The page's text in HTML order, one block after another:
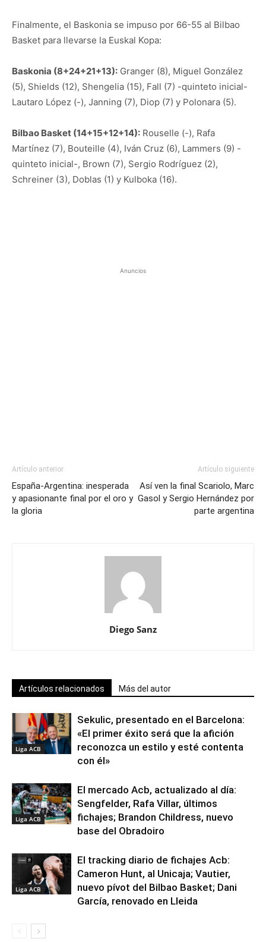
Finalmente, el Baskonia se impuso por 66-55 al Bilbao
Basket para llevarse la Euskal Kopa:
Baskonia (8+24+21+13): Granger (8), Miguel González
(5), Shields (12), Shengelia (15), Fall (7) -quinteto inicial-
Lautaro López (-), Janning (7), Diop (7) y Polonara (5).
Bilbao Basket (14+15+12+14): Rouselle (-), Rafa
Martínez (7), Bouteille (4), Iván Cruz (6), Lammers (9) -
quinteto inicial-, Brown (7), Sergio Rodríguez (2),
Schreiner (3), Doblas (1) y Kulboka (16).
Anuncios
Artículo anterior
España-Argentina: inesperada
y apasionante final por el oro y
la gloria
Artículo siguiente
Así ven la final Scariolo, Marc
Gasol y Sergio Hernández por
parte argentina
Diego Sanz
Artículos relacionados Más del autor
Liga ACB
Sekulic, presentado en el Barcelona:
«El primer éxito será que la afición
reconozca un estilo y esté contenta
con él»
Liga ACB
El mercado Acb, actualizado al día:
Sengfelder, Rafa Villar, últimos
fichajes; Brandon Childress, nuevo
base del Obradoiro
Liga ACB
El tracking diario de fichajes Acb:
Cameron Hunt, al Unicaja; Vautier,
nuevo pívot del Bilbao Basket; Dani
García, renovado en Lleida